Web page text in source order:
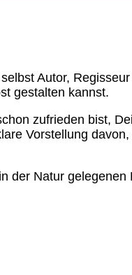
Autor,
gestalten kannst.
zufrieden bist,
Vorstellung
der Natur